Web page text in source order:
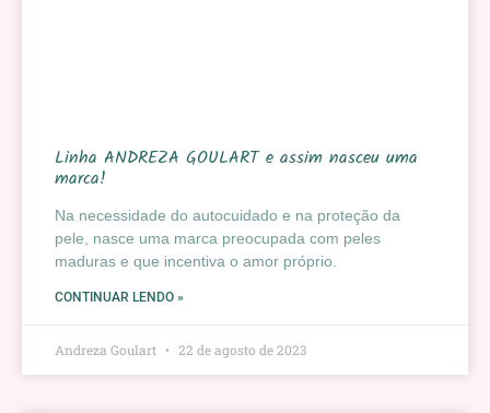
Linha ANDREZA GOULART e assim nasceu uma
marca!
Na necessidade do autocuidado e na proteção da
pele, nasce uma marca preocupada com peles
maduras e que incentiva o amor próprio.
CONTINUAR LENDO »
Andreza Goulart 22 de agosto de 2023